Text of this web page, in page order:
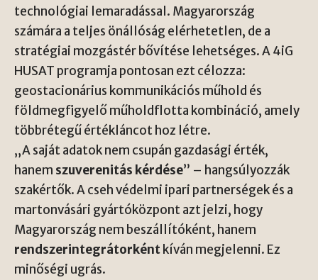
technológiai lemaradással. Magyarország
számára a teljes önállóság elérhetetlen, de a
stratégiai mozgástér bővítése lehetséges. A 4iG
HUSAT programja pontosan ezt célozza:
geostacionárius kommunikációs műhold és
földmegfigyelő műholdflotta kombináció, amely
többrétegű értékláncot hoz létre.
„A saját adatok nem csupán gazdasági érték,
hanem szuverenitás kérdése” – hangsúlyozzák
szakértők. A cseh védelmi ipari partnerségek és a
martonvásári gyártóközpont azt jelzi, hogy
Magyarország nem beszállítóként, hanem
rendszerintegrátorkéntkíván megjelenni. Ez
minőségi ugrás.